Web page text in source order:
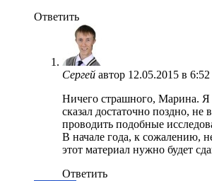
Ответить
Сергей автор 12.05.2015 в
Ничего страшного, Марина.
сказал достаточно поздно, не
проводить подобные
В начале года, к сожалению,
этот материал нужно будет
Ответить